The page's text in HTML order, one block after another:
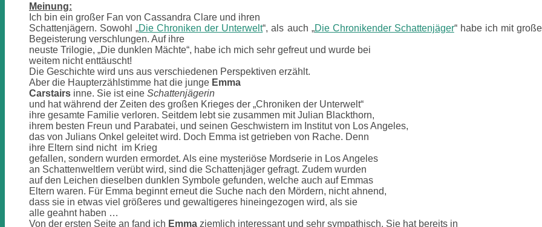
Meinung:
Ich bin ein großer Fan von Cassandra Clare und ihren
Schattenjägern. Sowohl „Die Chroniken der Unterwelt“, als auch „Die Chronikender Schattenjäger“ habe ich mit
Begeisterung verschlungen. Auf ihre
neuste Trilogie, „Die dunklen Mächte“, habe ich mich sehr gefreut und wurde bei
weitem nicht enttäuscht!
Die Geschichte wird uns aus verschiedenen Perspektiven erzählt.
Aber die Haupterzählstimme hat die junge Emma
Carstairs inne. Sie ist eine Schattenjägerin
und hat während der Zeiten des großen Krieges der „Chroniken der Unterwelt“
ihre gesamte Familie verloren. Seitdem lebt sie zusammen mit Julian Blackthorn,
ihrem besten Freun und Parabatei, und seinen Geschwistern im Institut von Los Angeles,
das von Julians Onkel geleitet wird. Doch Emma ist getrieben von Rache. Denn
ihre Eltern sind nicht im Krieg
gefallen, sondern wurden ermordet. Als eine mysteriöse Mordserie in Los Angeles
an Schattenweltlern verübt wird, sind die Schattenjäger gefragt. Zudem wurden
auf den Leichen dieselben dunklen Symbole gefunden, welche auch auf Emmas
Eltern waren. Für Emma beginnt erneut die Suche nach den Mördern, nicht ahnend,
dass sie in etwas viel größeres und gewaltigeres hineingezogen wird, als sie
alle geahnt haben …
Von der ersten Seite an fand ich Emma ziemlich interessant und sehr sympathisch. Sie hat bereits in